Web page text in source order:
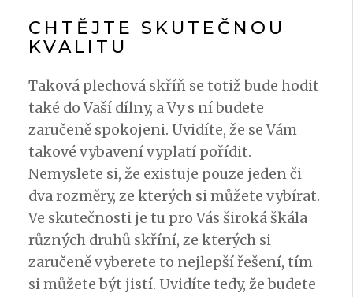
CHTĚJTE SKUTEČNOU
KVALITU
Taková plechová skříň se totiž bude hodit
také do Vaší dílny, a Vy s ní budete
zaručeně spokojeni. Uvidíte, že se Vám
takové vybavení vyplatí pořídit.
Nemyslete si, že existuje pouze jeden či
dva rozměry, ze kterých si můžete vybírat.
Ve skutečnosti je tu pro Vás široká škála
různých druhů skříní, ze kterých si
zaručeně vyberete to nejlepší řešení, tím
si můžete být jistí. Uvidíte tedy, že budete